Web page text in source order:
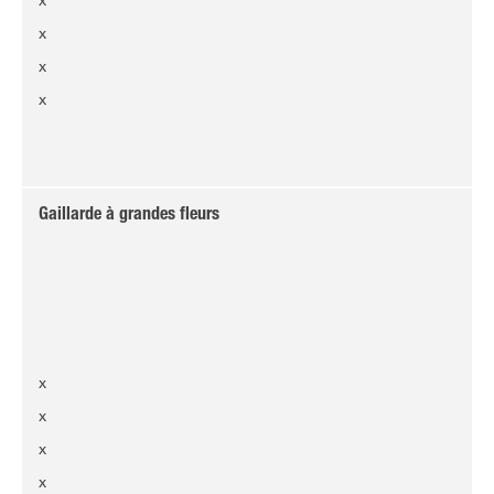
x
x
x
Gaillarde à grandes fleurs
x
x
x
x